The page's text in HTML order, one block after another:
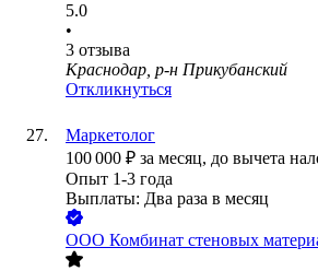
5.0
•
3 отзыва
Краснодар, р-н Прикубанский
Откликнуться
Маркетолог
100 000 ₽ за месяц, до вычета
Опыт 1-3 года
Выплаты: Два раза в месяц
ООО Комбинат стеновых